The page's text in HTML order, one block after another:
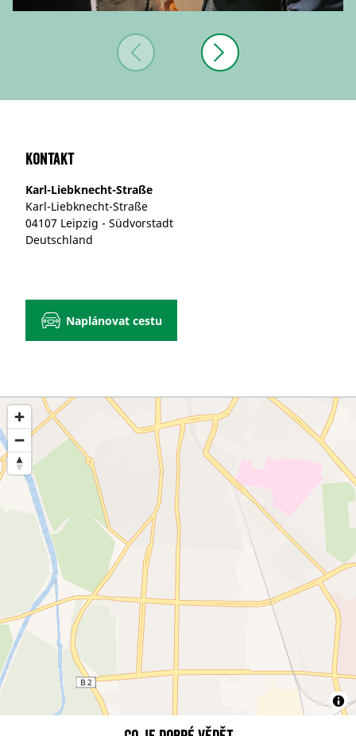
Kontakt
Karl-Liebknecht-Straße
Karl-Liebknecht-Straße
04107 Leipzig - Südvorstadt
Deutschland
Naplánovat cestu